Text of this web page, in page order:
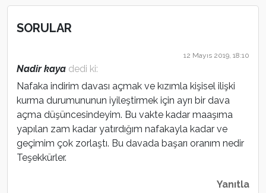
SORULAR
Nadir kaya dedi ki:
12 Mayıs 2019, 18:10
Nafaka indirim davası açmak ve kızımla kişisel ilişki
kurma durumununun iyileştirmek için ayrı bir dava
açma düşüncesindeyim. Bu vakte kadar maaşıma
yapılan zam kadar yatırdığım nafakayla kadar ve
geçimim çok zorlaştı. Bu davada başarı oranım nedir
Teşekkürler.
Yanıtla